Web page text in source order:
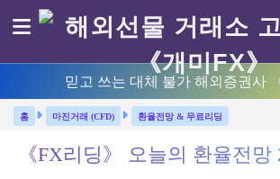
믿고 쓰는 대체 불가 해외증권사
마진거래 (CFD) 환율전망 & 무료리딩
《FX리딩》 오늘의 환율전망